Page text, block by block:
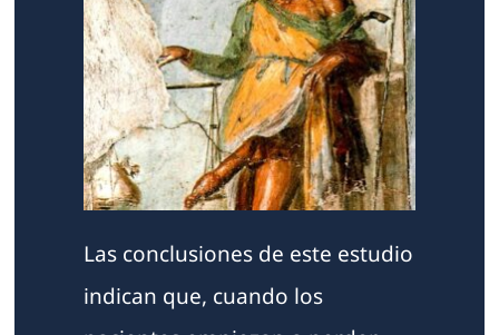
Las conclusiones de este estudio
indican que, cuando los